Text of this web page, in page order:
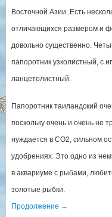
Восточной Азии. Есть
отличающихся размером и
довольно существенно.
папоротник узколистный, с
ланцетолистный.
Папоротник таиландский
поскольку очень и очень не
нуждается в СО2, сильном
удобрениях. Это одно из
в аквариуме с рыбами,
золотые рыбки.
Продолжение →